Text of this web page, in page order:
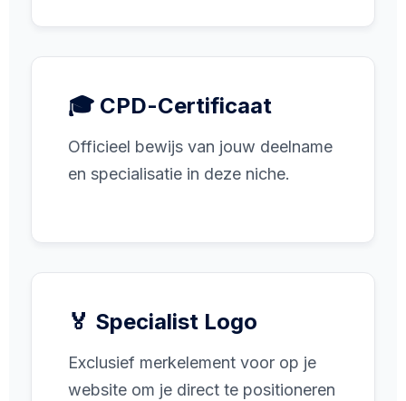
🎓 CPD-Certificaat
Officieel bewijs van jouw deelname
en specialisatie in deze niche.
🏅 Specialist Logo
Exclusief merkelement voor op je
website om je direct te positioneren